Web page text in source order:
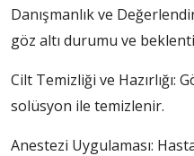
Danışmanlık ve
göz altı durumu ve
Cilt Temizliği ve Hazırlığı:
solüsyon ile temizlenir.
Anestezi Uygulaması: